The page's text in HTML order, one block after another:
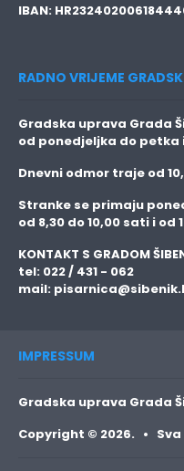
IBAN:
RADNO VRIJEME
Gradska uprava Grada
od ponedjeljka do petka
Dnevni odmor traje od
Stranke se primaju
od 8,30 do 10,00 sati i od
KONTAKT S GRADOM
tel: 022 / 431 - 062
mail:
IMPRESSUM
Gradska uprava Grada
Copyright © 2026. •